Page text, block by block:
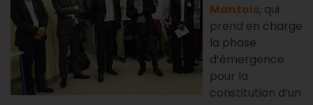
Mantois, qui
prend en charge
la phase
d’émergence
pour la
constitution d’un